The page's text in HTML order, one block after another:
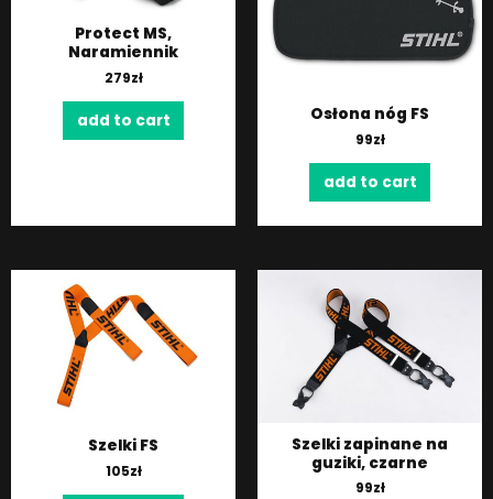
Protect MS,
Naramiennik
279zł
add to cart Osłona nóg FS
99zł
add to cart
Szelki FS
105zł
Szelki zapinane na
guziki, czarne
99zł